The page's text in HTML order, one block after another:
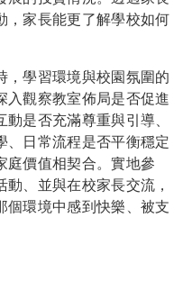
，家長能更了解學校如何
，學習環境與校園氛圍的
入觀察教室佈局是否促進
是否充滿尊重與引導、
、日常流程是否平衡穩定
庭價值相契合。實地參
、並與在校家長交流，
個環境中感到快樂、被支